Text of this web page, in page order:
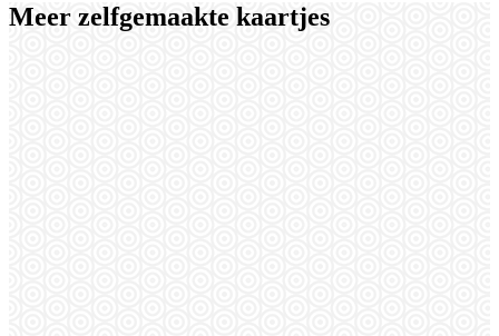
Meer zelfgemaakte kaartjes